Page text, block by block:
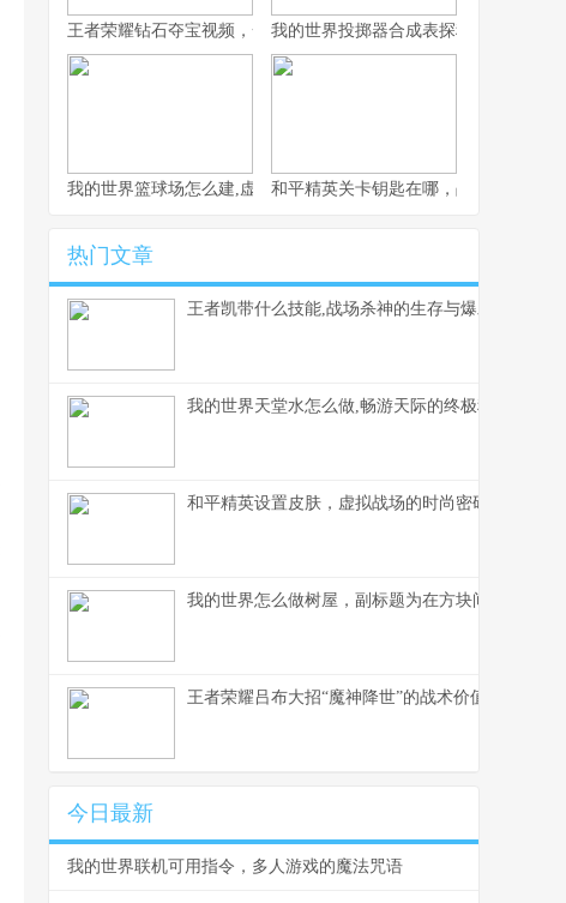
王者荣耀钻石夺宝视频，一场关于运气的豪赌与策略的博弈
我的世界投掷器合成表探秘，方块背后
我的世界篮球场怎么建,虚拟体育空间的创造指南
和平精英关卡钥匙在哪，战术解谜与实
热门文章
王者凯带什么技能,战场杀神的生存与爆发抉择
我的世界天堂水怎么做,畅游天际的终极秘方
和平精英设置皮肤，虚拟战场的时尚密码与战术美
我的世界怎么做树屋，副标题为在方块间构筑天空
王者荣耀吕布大招“魔神降世”的战术价值与实战应
今日最新
我的世界联机可用指令，多人游戏的魔法咒语